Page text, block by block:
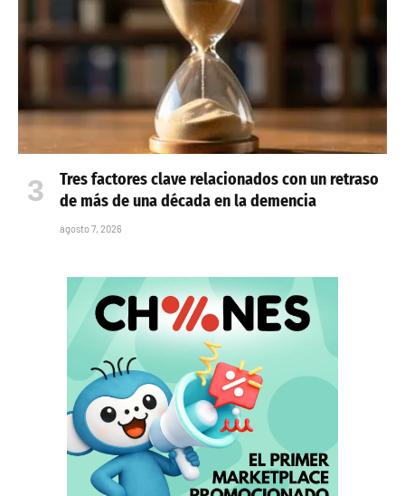
Tres factores clave relacionados con un retraso
de más de una década en la demencia
agosto 7, 2026